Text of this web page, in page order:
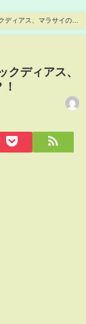
ディアス、マラサイの性
クディアス、